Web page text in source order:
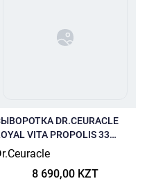
DR.CEURACLE
VITA PROPOLIS 33
30 МЛ
8 690,00 KZT